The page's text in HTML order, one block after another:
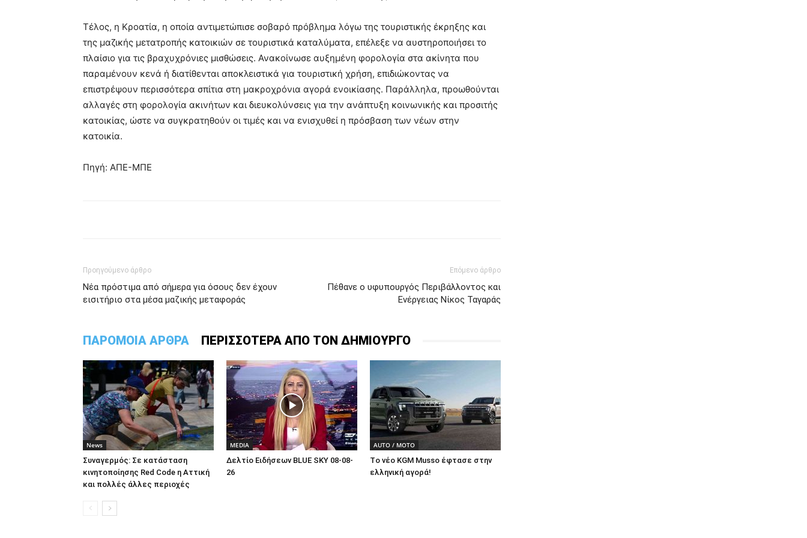
Τέλος, η Κροατία, η οποία αντιμετώπισε σοβαρό πρόβλημα λόγω της τουριστικής έκρηξης και
της μαζικής μετατροπής κατοικιών σε τουριστικά καταλύματα, επέλεξε να αυστηροποιήσει το
πλαίσιο για τις βραχυχρόνιες μισθώσεις. Ανακοίνωσε αυξημένη φορολογία στα ακίνητα που
παραμένουν κενά ή διατίθενται αποκλειστικά για τουριστική χρήση, επιδιώκοντας να
επιστρέψουν περισσότερα σπίτια στη μακροχρόνια αγορά ενοικίασης. Παράλληλα, προωθούνται
αλλαγές στη φορολογία ακινήτων και διευκολύνσεις για την ανάπτυξη κοινωνικής και προσιτής
κατοικίας, ώστε να συγκρατηθούν οι τιμές και να ενισχυθεί η πρόσβαση των νέων στην
κατοικία.
Πηγή: ΑΠΕ-ΜΠΕ
Προηγούμενο άρθρο
Νέα πρόστιμα από σήμερα για όσους δεν έχουν
εισιτήριο στα μέσα μαζικής μεταφοράς
Επόμενο άρθρο
Πέθανε ο υφυπουργός Περιβάλλοντος και
Ενέργειας Νίκος Ταγαράς
ΠΑΡΟΜΟΙΑ ΑΡΘΡΑ ΠΕΡΙΣΣΟΤΕΡΑ ΑΠΟ ΤΟΝ ΔΗΜΙΟΥΡΓΟ
News
Συναγερμός: Σε κατάσταση
κινητοποίησης Red Code η Αττική
και πολλές άλλες περιοχές
MEDIA
Δελτίο Ειδήσεων BLUE SKY 08-08-
26
AUTO / MOTO
Tο νέο KGM Musso έφτασε στην
ελληνική αγορά!